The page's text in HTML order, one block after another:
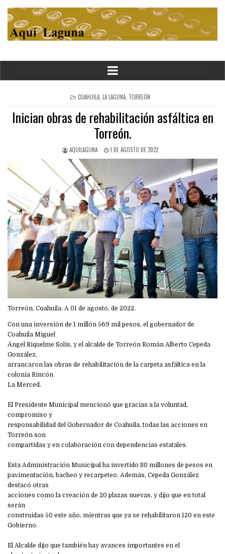
POSTED
IN
COAHUILA, LA LAGUNA, TORREÓN
Inician obras de rehabilitación asfáltica en
Torreón.
AQUILAGUNA 1 DE AGOSTO DE 2022
Torreón, Coahuila. A 01 de agosto, de 2022.
Con una inversión de 1 millón 569 mil pesos, el gobernador de
Coahuila Miguel
Ángel Riquelme Solís, y el alcalde de Torreón Román Alberto Cepeda
González,
arrancaron las obras de rehabilitación de la carpeta asfáltica en la
colonia Rincón
La Merced.
El Presidente Municipal mencionó que gracias a la voluntad,
compromiso y
responsabilidad del Gobernador de Coahuila, todas las acciones en
Torreón son
compartidas y en colaboración con dependencias estatales.
Esta Administración Municipal ha invertido 80 millones de pesos en
pavimentación, bacheo y recarpeteo. Además, Cepeda González
destacó otras
acciones como la creación de 20 plazas nuevas, y dijo que en total
serán
construidas 50 este año, mientras que ya se rehabilitaron 120 en este
Gobierno.
El Alcalde dijo que también hay avances importantes en el